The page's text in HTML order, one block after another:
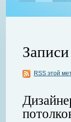
Когда в вашем
настроение и
течение пары
RSS этой